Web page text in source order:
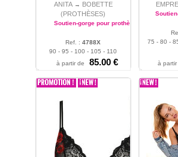
ANITA → BOBETTE
(PROTHÈSES)
Soutien-gorge pour prothèses
Ref. : 4788X
90 - 95 - 100 - 105 - 110
à partir de
85.00 €
75 - 80 -
à partir